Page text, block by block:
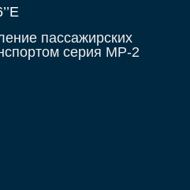
пассажирских
серия МР-2